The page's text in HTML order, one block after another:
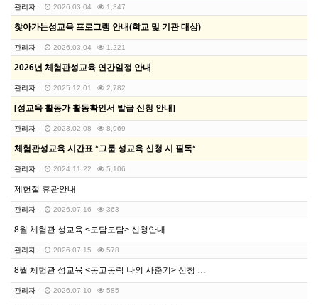
관리자 2026.03.04 1,347
찾아가는성교육 프로그램 안내(학교 및 기관 대상)
관리자 2026.03.04 1,221
2026년 체험관성교육 연간일정 안내
관리자 2025.12.01 2,782
[성교육 활동가 활동확인서 발급 신청 안내]
관리자 2023.02.08 8,969
체험관성교육 시간표 *그룹 성교육 신청 시 필독*
관리자 2024.11.22 5,106
제헌절 휴관안내
관리자 2026.07.16 363
8월 체험관 성교육 <도담도담> 신청안내
관리자 2026.07.15 578
8월 체험관 성교육 <동고동락 나의 사춘기> 신청 안내
관리자 2026.07.10 585